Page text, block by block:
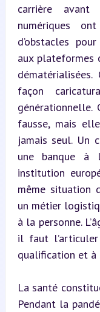
carrière
numériques
d’obstacles
aux plateformes
façon
générationnelle.
fausse, mais
jamais seul. Un
une banque à
institution
même situation
un métier
à la personne.
il faut
qualification et à
La santé
Pendant la